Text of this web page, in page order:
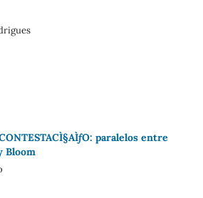
paralelos entre
Bloom